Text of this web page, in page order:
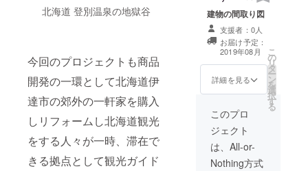
北海道 登別温泉の地獄谷
今回のプロジェクトも商品
開発の一環として北海道伊
達市の郊外の一軒家を購入
しリフォームし北海道観光
をする人々が一時、滞在で
きる拠点として観光ガイド
建物の間取り図
支援者：0人
お届け予定：
2019年08月
詳細を見る
こ
の
リ
タ
ー
ン
を
選
択
す
る
このプロ
ジェクト
は、All-or-
Nothing方式